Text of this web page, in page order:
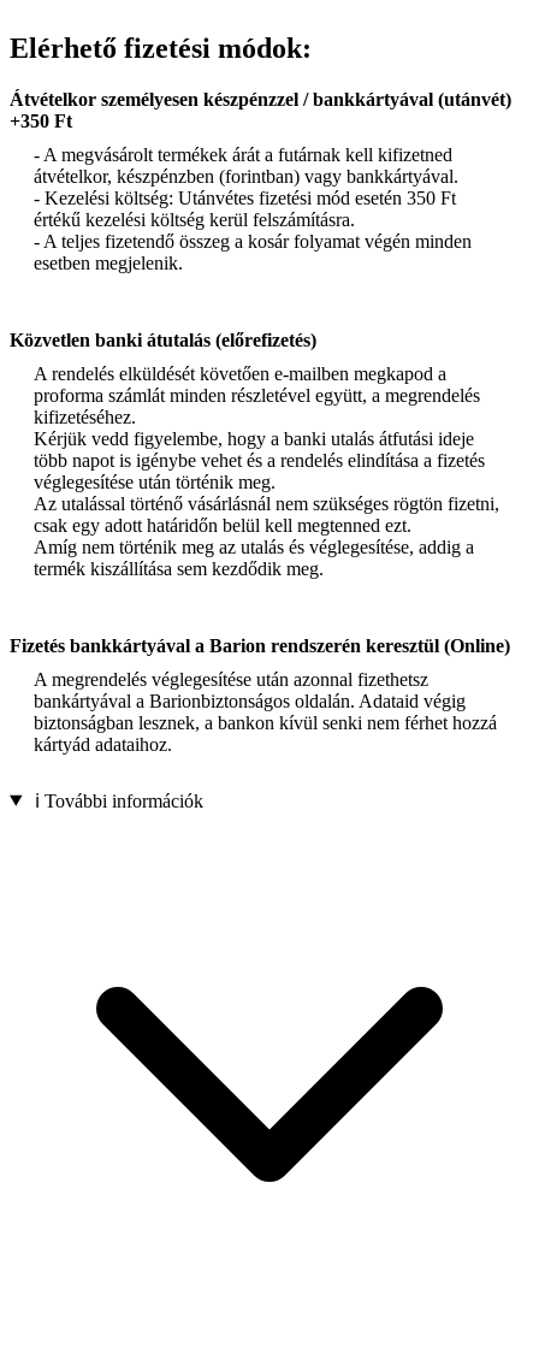
Elérhető fizetési módok:
Átvételkor személyesen készpénzzel / bankkártyával (utánvét)
+350 Ft
- A megvásárolt termékek árát a futárnak kell kifizetned
átvételkor, készpénzben (forintban) vagy bankkártyával.
- Kezelési költség: Utánvétes fizetési mód esetén 350 Ft
értékű kezelési költség kerül felszámításra.
- A teljes fizetendő összeg a kosár folyamat végén minden
esetben megjelenik.
Közvetlen banki átutalás (előrefizetés)
A rendelés elküldését követően e-mailben megkapod a
proforma számlát minden részletével együtt, a megrendelés
kifizetéséhez.
Kérjük vedd figyelembe, hogy a banki utalás átfutási ideje
több napot is igénybe vehet és a rendelés elindítása a fizetés
véglegesítése után történik meg.
Az utalással történő vásárlásnál nem szükséges rögtön fizetni,
csak egy adott határidőn belül kell megtenned ezt.
Amíg nem történik meg az utalás és véglegesítése, addig a
termék kiszállítása sem kezdődik meg.
Fizetés bankkártyával a Barion rendszerén keresztül (Online)
A megrendelés véglegesítése után azonnal fizethetsz
bankártyával a Barionbiztonságos oldalán. Adataid végig
biztonságban lesznek, a bankon kívül senki nem férhet hozzá
kártyád adataihoz.
ℹ️ További információk